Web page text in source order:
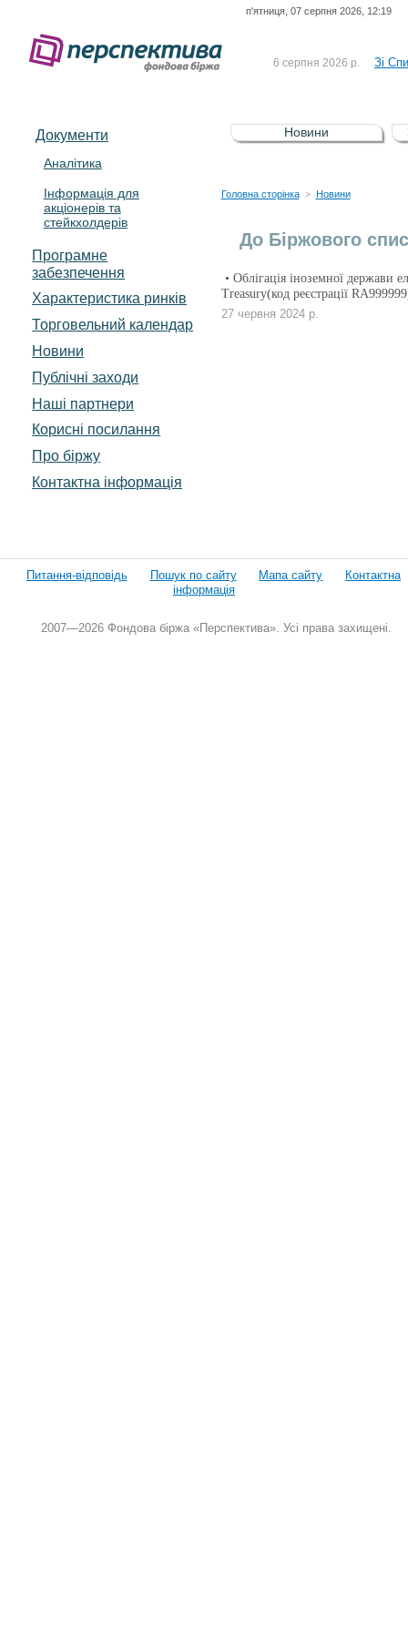
п'ятниця, 07 серпня 2026, 12:19
6 серпня 2026 р. Зі
5 серпня 2026 р.
Зі
UA4000232607)
4 серпня 2026 р.
Документи
Аналітика
Інформація для
акціонерів та
стейкхолдерів
Програмне
забезпечення
Характеристика pинків
Торговельний календар
Новини
Публічні заходи
Наші партнери
Корисні посилання
Про біржу
Контактна інформація
Новини
Головна сторінка > Новини
До Біржового
• Облігація іноземної держави
Treasury(код реєстрації
27 червня 2024 р.
Питання-відповідь Пошук по сайту Мапа сайту
Контактна
інформація
2007—2026 Фондова біржа «Перспектива». Усі права захищені.